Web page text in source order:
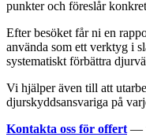
punkter och föreslår
Efter besöket får ni en
använda som ett verktyg i
systematiskt förbättra
Vi hjälper även till att
djurskyddsansvariga på
Kontakta oss för offert —